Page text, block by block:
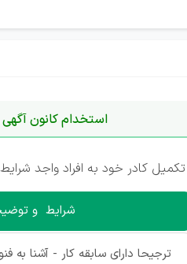
استخدام کانون آگهی
کادر خود به افراد واجد
شرایط و
ترجیحا دارای سابقه کار - آشنا به